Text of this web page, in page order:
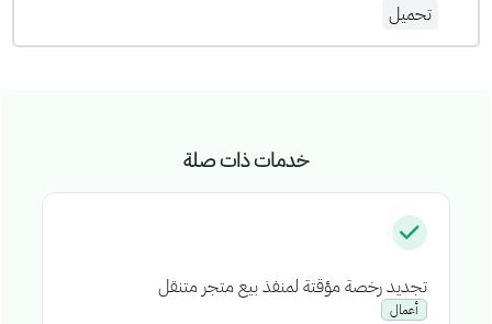
تحميل
خدمات ذات صلة
تجديد رخصة مؤقتة لمنفذ بيع متجر متنقل
أعمال